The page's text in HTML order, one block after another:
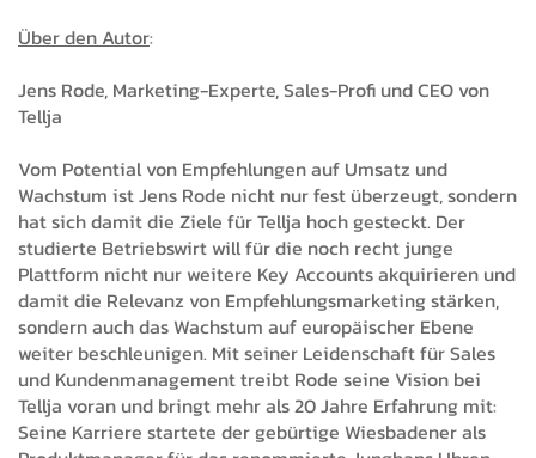
Über den Autor:
Jens Rode, Marketing-Experte, Sales-Profi und CEO von
Tellja
Vom Potential von Empfehlungen auf Umsatz und
Wachstum ist Jens Rode nicht nur fest überzeugt, sondern
hat sich damit die Ziele für Tellja hoch gesteckt. Der
studierte Betriebswirt will für die noch recht junge
Plattform nicht nur weitere Key Accounts akquirieren und
damit die Relevanz von Empfehlungsmarketing stärken,
sondern auch das Wachstum auf europäischer Ebene
weiter beschleunigen. Mit seiner Leidenschaft für Sales
und Kundenmanagement treibt Rode seine Vision bei
Tellja voran und bringt mehr als 20 Jahre Erfahrung mit:
Seine Karriere startete der gebürtige Wiesbadener als